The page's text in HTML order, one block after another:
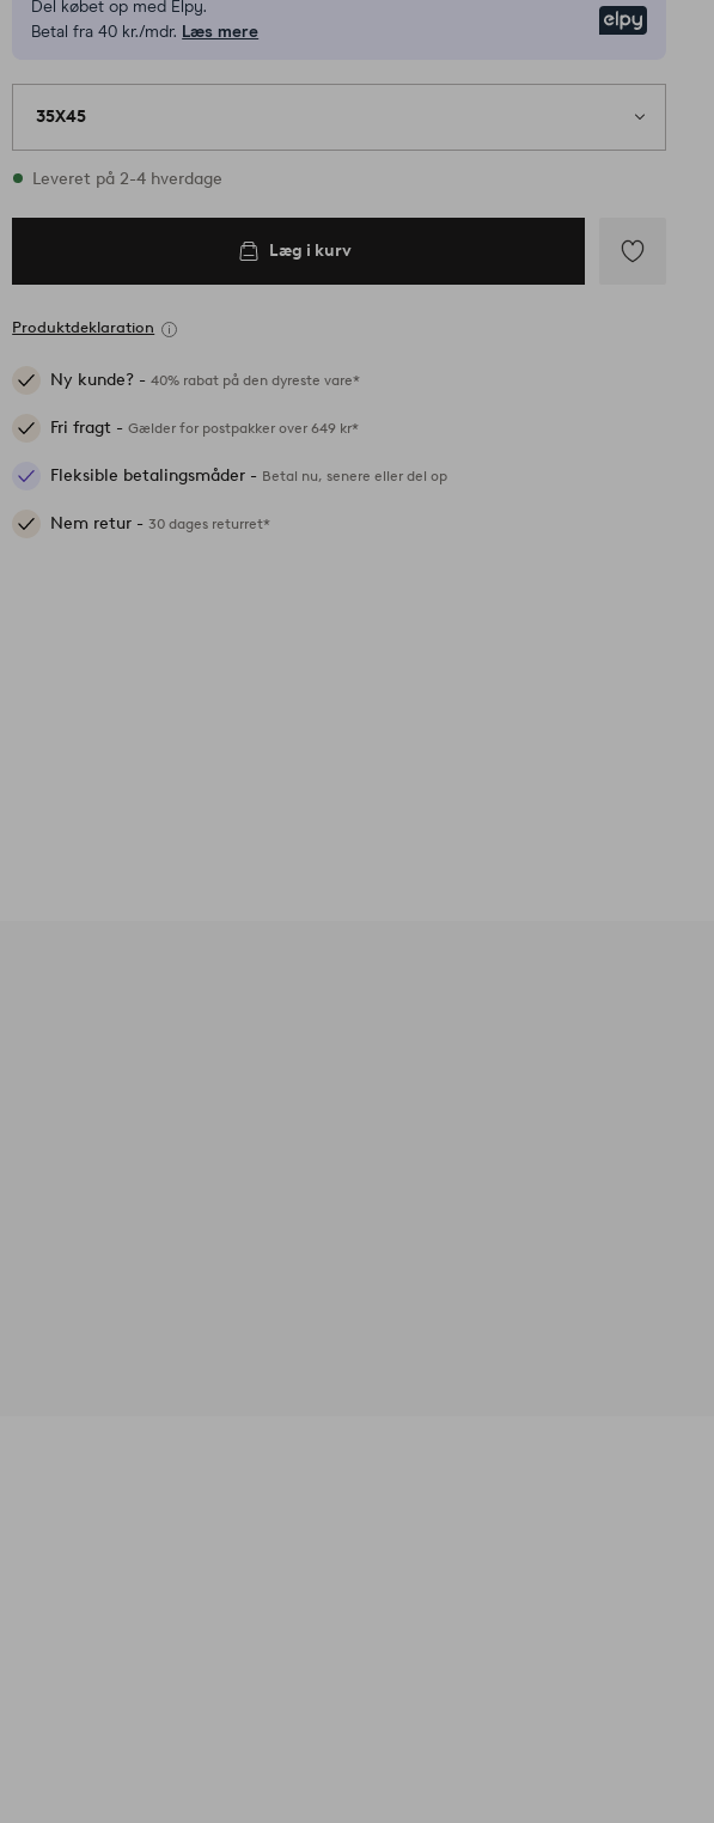
Del købet op med Elpy.
Betal fra 40 kr./mdr. Læs mere
35X45
På lager
Leveret på 2-4 hverdage
Læg i kurv
Produktdeklaration
Ny kunde? -40% rabat på den dyreste vare*
Fri fragt -Gælder for postpakker over 649 kr*
Fleksible betalingsmåder - Betal nu, senere eller del op
Nem retur -30 dages returret*